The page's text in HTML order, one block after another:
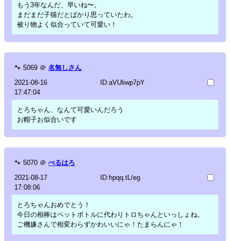
もう3年なんだ、早いね〜。
まだまだ子猫だとばかり思っていたわ。
被り物よく似合っていて可愛い！
🐾 5069 ＠ 名無しさん
2021-08-16
17:47:04
ID:aVUliwp7pY
とろちゃん、なんて可愛いんだろう
お帽子お似合いです
🐾 5070 ＠ べるはろ
2021-08-17
17:08:06
ID:hpqq.tL/eg
とろちゃんおめでとう！
今日の相棒はペットボトルに代わりトロちゃんといっしょね。
ご機嫌さんで相変わらずかわいいにゃ！たまらんにゃ！